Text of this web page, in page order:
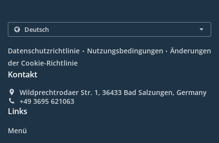
Datenschutzrichtlinie . Nutzungsbedingungen . Änderungen
der Cookie-Richtlinie
Kontakt
Wildprechtrodaer Str. 1, 36433 Bad Salzungen, Germany
+49 3695 621063
Links
Menü